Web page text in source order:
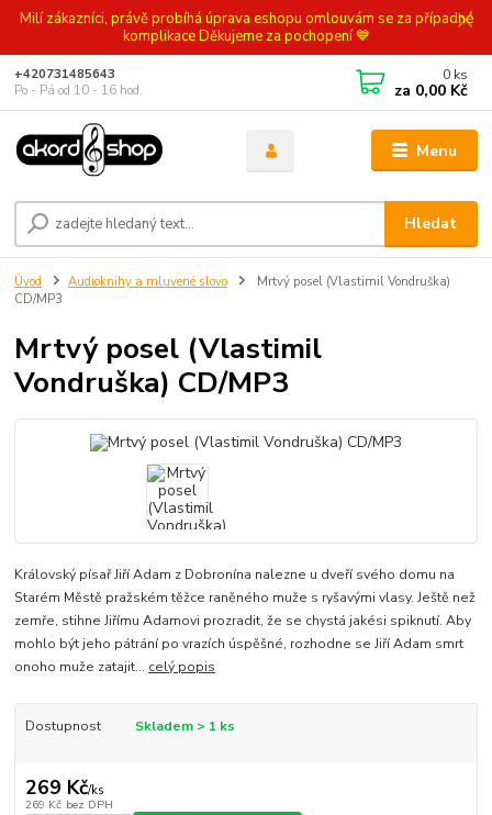
Milí zákazníci, právě probíhá úprava eshopu omlouvám se za případné
komplikace Děkujeme za pochopení 💙
Menu
Hledat
+420731485643
Po - Pá od 10 - 16 hod.
0 ks
za 0,00 Kč
Úvod Audioknihy a mluvené slovo
Mrtvý posel (Vlastimil Vondruška)
CD/MP3
Mrtvý posel (Vlastimil
Vondruška) CD/MP3
Královský písař Jiří Adam z Dobronína nalezne u dveří svého domu na
Starém Městě pražském těžce raněného muže s ryšavými vlasy. Ještě než
zemře, stihne Jiřímu Adamovi prozradit, že se chystá jakési spiknutí. Aby
mohlo být jeho pátrání po vrazích úspěšné, rozhodne se Jiří Adam smrt
onoho muže zatajit... celý popis
Dostupnost Skladem > 1 ks
269 Kč/ks
269 Kč bez DPH